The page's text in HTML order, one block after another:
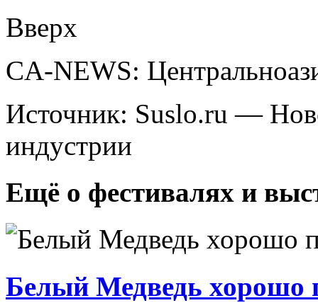
Вверх
CA-NEWS:
Источник: Suslo.ru —
индустрии
Ещё о фестивалях и
Белый Медведь хорошо